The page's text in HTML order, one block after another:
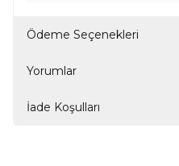
Ödeme Seçenekleri
Yorumlar
İade Koşulları